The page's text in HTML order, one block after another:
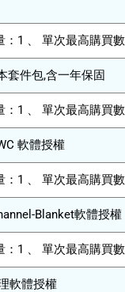
：1 、 單次最高購買
套件包,含一年保固
：1 、 單次最高購買
軟體授權
：1 、 單次最高購買
Blanket軟體授權
：1 、 單次最高購買
軟體授權